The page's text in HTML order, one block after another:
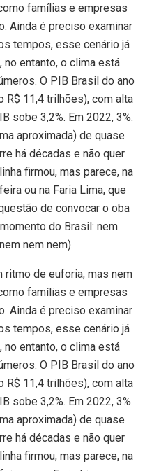
famílias e empresas
Ainda é preciso examinar
tempos, esse cenário já
entanto, o clima está
O PIB Brasil do ano
R$ 11,4 trilhões), com alta
sobe 3,2%. Em 2022, 3%.
aproximada) de quase
há décadas e não quer
firmou, mas parece, na
ou na Faria Lima, que
de convocar o oba
do Brasil: nem
nem nem).
ritmo de euforia, mas nem
famílias e empresas
Ainda é preciso examinar
tempos, esse cenário já
entanto, o clima está
O PIB Brasil do ano
R$ 11,4 trilhões), com alta
sobe 3,2%. Em 2022, 3%.
aproximada) de quase
há décadas e não quer
firmou, mas parece, na